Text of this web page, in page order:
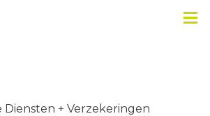
Diensten + Verzekeringen